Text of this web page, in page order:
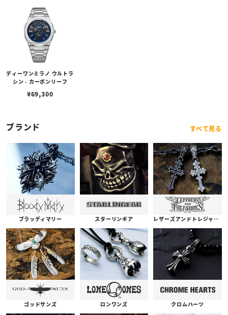
ディーワンミラノ ウルトラ
シン - カーボンリーフ
¥69,300
ブランド すべて見る
ブラッディマリー スターリンギア レザーズアンドトレジャーズ
ゴッドサンズ ロンワンズ クロムハーツ